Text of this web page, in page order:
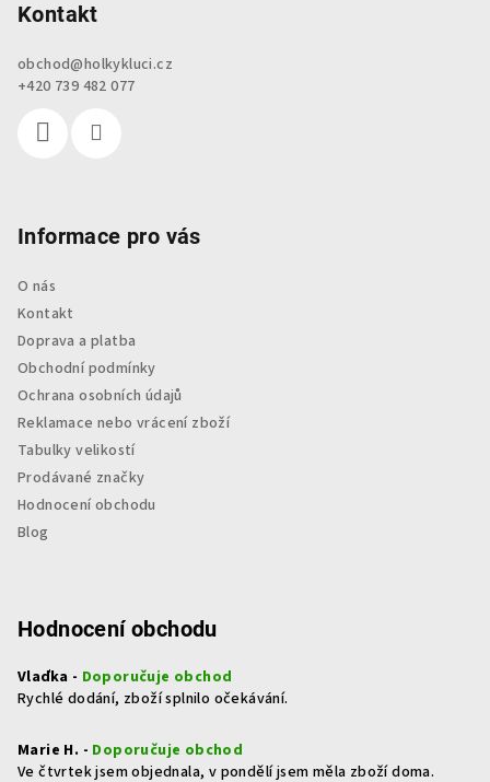
Kontakt
obchod@holkykluci.cz
+420 739 482 077
Informace pro vás
O nás
Kontakt
Doprava a platba
Obchodní podmínky
Ochrana osobních údajů
Reklamace nebo vrácení zboží
Tabulky velikostí
Prodávané značky
Hodnocení obchodu
Blog
Hodnocení obchodu
Vlaďka - Doporučuje obchod
Rychlé dodání, zboží splnilo očekávání.
Marie H. - Doporučuje obchod
Ve čtvrtek jsem objednala, v pondělí jsem měla zboží doma.